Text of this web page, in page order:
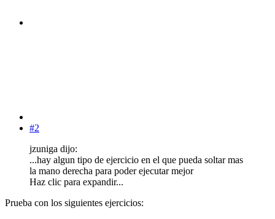
#2
jzuniga dijo:
...hay algun tipo de ejercicio en el que pueda soltar mas
la mano derecha para poder ejecutar mejor
Haz clic para expandir...
Prueba con los siguientes ejercicios: